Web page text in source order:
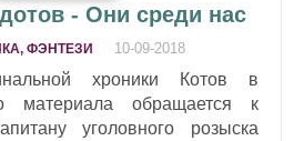
- Они среди нас
ФЭНТЕЗИ 10-09-2018
хроники Котов в
материала обращается к
уголовного розыска